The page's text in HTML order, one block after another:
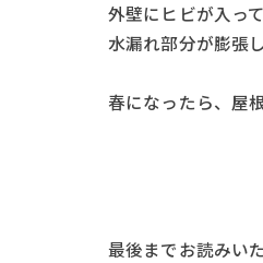
外壁にヒビが入っ
水漏れ部分が膨張
春になったら、屋
最後までお読みい